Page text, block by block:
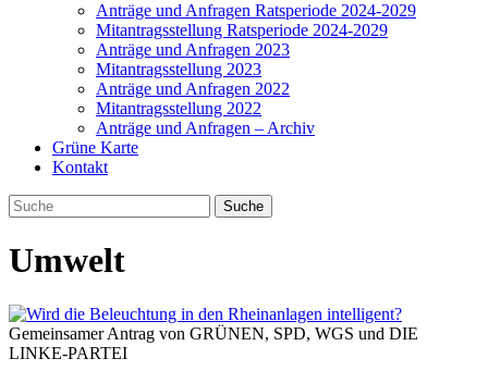
Anträge und Anfragen Ratsperiode 2024-2029
Mitantragsstellung Ratsperiode 2024-2029
Anträge und Anfragen 2023
Mitantragsstellung 2023
Anträge und Anfragen 2022
Mitantragsstellung 2022
Anträge und Anfragen – Archiv
Grüne Karte
Kontakt
Umwelt
Gemeinsamer Antrag von GRÜNEN, SPD, WGS und DIE
LINKE-PARTEI